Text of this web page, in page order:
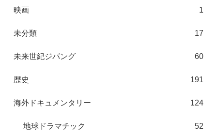
映画 1
未分類 17
未来世紀ジパング 60
歴史 191
海外ドキュメンタリー 124
地球ドラマチック 52